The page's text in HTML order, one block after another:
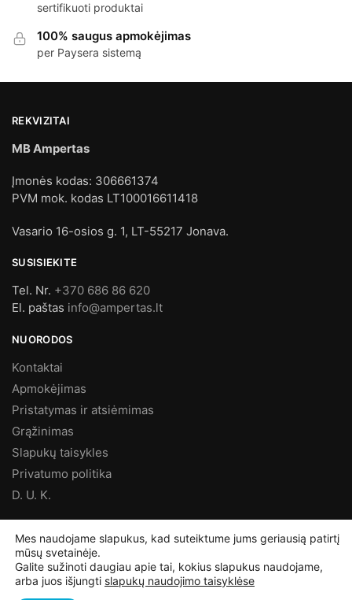
sertifikuoti produktai
100% saugus apmokėjimas
per Paysera sistemą
REKVIZITAI
MB Ampertas
Įmonės kodas: 306661374
PVM mok. kodas LT100016611418
Vasario 16-osios g. 1, LT-55217 Jonava.
SUSISIEKITE
Tel. Nr. +370 686 86 620
El. paštas info@ampertas.lt
NUORODOS
Kontaktai
Apmokėjimas
Pristatymas ir atsiėmimas
Grąžinimas
Slapukų taisykles
Privatumo politika
D. U. K.
©Ampertas.lt2025, Visos teisės saugomos
Mes naudojame slapukus, kad suteiktume jums geriausią patirtį
mūsų svetainėje.
Galite sužinoti daugiau apie tai, kokius slapukus naudojame,
arba juos išjungti slapukų naudojimo taisyklėse